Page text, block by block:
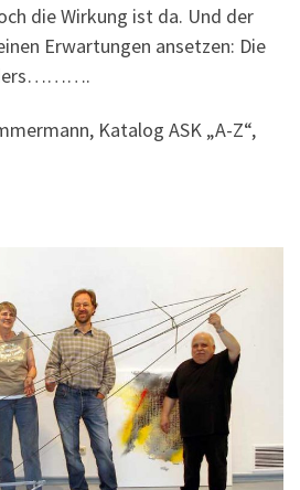
die Wirkung ist da. Und der
Erwartungen ansetzen: Die
Katalog ASK „A-Z“,